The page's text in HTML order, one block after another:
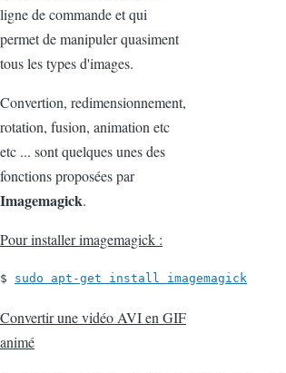
ligne de commande et qui
permet de manipuler quasiment
tous les types d'images.
Convertion, redimensionnement,
rotation, fusion, animation etc
etc ... sont quelques unes des
fonctions proposées par
Imagemagick.
Pour installer imagemagick :
$ sudo apt-get install imagemagick
Convertir une vidéo AVI en GIF
animé